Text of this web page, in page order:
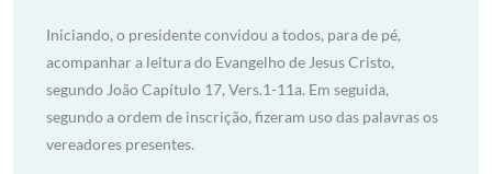
Iniciando, o presidente convidou a todos, para de pé,
acompanhar a leitura do Evangelho de Jesus Cristo,
segundo João Capítulo 17, Vers.1-11a. Em seguida,
segundo a ordem de inscrição, fizeram uso das palavras os
vereadores presentes.